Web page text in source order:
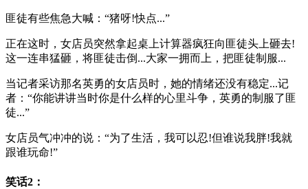
匪徒有些焦急大喊：“猪呀!快点...”
正在这时，女店员突然拿起桌上计算器疯狂向匪徒头上砸去!
这一连串猛砸，将匪徒击倒...大家一拥而上，把匪徒制服...
当记者采访那名英勇的女店员时，她的情绪还没有稳定...记
者：“你能讲讲当时你是什么样的心里斗争，英勇的制服了匪
徒...”
女店员气冲冲的说：“为了生活，我可以忍!但谁说我胖!我就
跟谁玩命!”
笑话2：